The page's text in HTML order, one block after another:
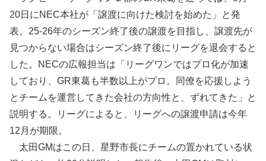
20日にNEC本社が「譲渡に向けた検討を始めた」と発
表。25-26年のシーズン終了後の譲渡を目指し、譲渡先が
見つからない場合はシーズン終了後にリーグを退会すると
した。NECの広報担当は「リーグワンではプロ化が加速
しており、GR東葛も半数以上がプロ。同僚を応援しよう
とチームを運営してきた会社の方向性と、ずれてきた」と
説明する。リーグによると、リーグへの譲渡申請は今年
12月が期限。
太田GMはこの日、星野市長にチームの置かれている状